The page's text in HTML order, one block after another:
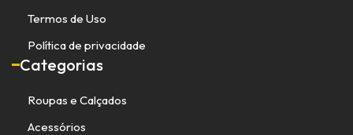
Termos de Uso
Política de privacidade
Categorias
Roupas e Calçados
Acessórios